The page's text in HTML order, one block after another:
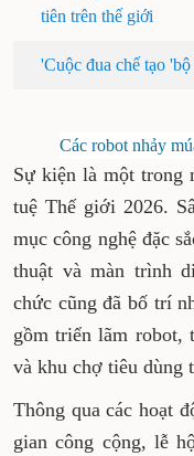
tiên trên thế giới
'Cuộc đua chế tạo
Các robot nhảy
Sự kiện là một trong
tuệ Thế giới 2026.
mục công nghệ đặc
thuật và màn trình
chức cũng đã bố trí
gồm triển lãm robot,
và khu chợ tiêu dùng
Thông qua các hoạt
gian công cộng, lễ